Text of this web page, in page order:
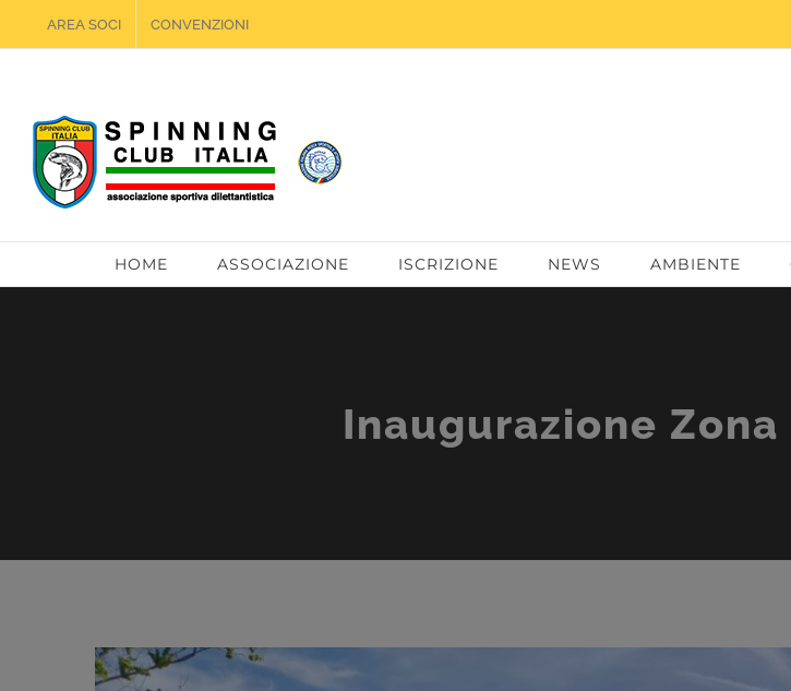
al
AREA SOCI CONVENZIONI
HOME ASSOCIAZIONE ISCRIZIONE NEWS AMBIENTE
Inaugurazione Zona
Ingrandisci